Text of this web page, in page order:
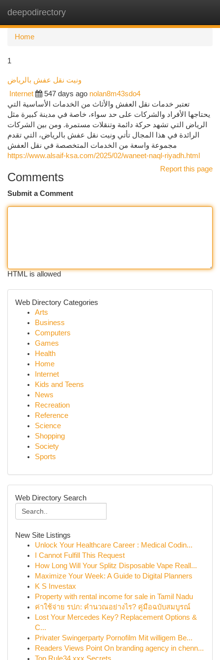
deepodirectory
Home
1
ونيت نقل عفش بالرياض
Internet 547 days ago nolan8m43sdo4
تعتبر خدمات نقل العفش والأثاث من الخدمات الأساسية التي
يحتاجها الأفراد والشركات على حد سواء، خاصة في مدينة كبيرة مثل
الرياض التي تشهد حركة دائمة وتنقلات مستمرة. ومن بين الشركات
الرائدة في هذا المجال تأتي ونيت نقل عفش بالرياض، التي تقدم
مجموعة واسعة من الخدمات المتخصصة في نقل العفش
https://www.alsaif-ksa.com/2025/02/waneet-naql-riyadh.html
Report this page
Comments
Submit a Comment
HTML is allowed
Web Directory Categories
Arts
Business
Computers
Games
Health
Home
Internet
Kids and Teens
News
Recreation
Reference
Science
Shopping
Society
Sports
Web Directory Search
New Site Listings
Unlock Your Healthcare Career : Medical Codin...
I Cannot Fulfill This Request
How Long Will Your Splitz Disposable Vape Reall...
Maximize Your Week: A Guide to Digital Planners
K S Investax
Property with rental income for sale in Tamil Nadu
ค่าใช้จ่าย รปภ: คำนวณอย่างไร? คู่มือฉบับสมบูรณ์
Lost Your Mercedes Key? Replacement Options &
C...
Privater Swingerparty Pornofilm Mit willigem Be...
Readers Views Point On branding agency in chenn...